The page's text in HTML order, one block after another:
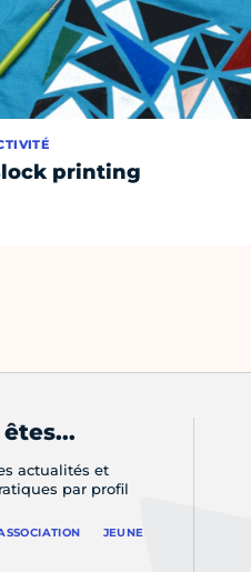
printing
actualités et
par profil
JEUNE